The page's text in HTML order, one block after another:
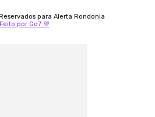
para Alerta Rondonia
Feito por Go7 💜